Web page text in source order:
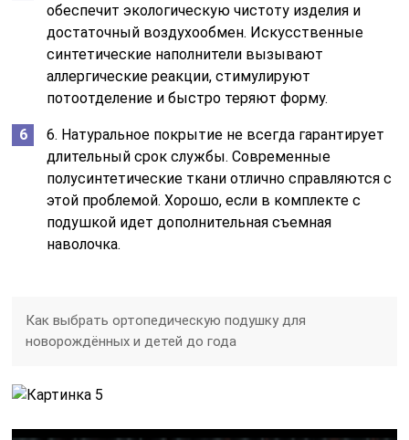
обеспечит экологическую чистоту изделия и
достаточный воздухообмен. Искусственные
синтетические наполнители вызывают
аллергические реакции, стимулируют
потоотделение и быстро теряют форму.
6. Натуральное покрытие не всегда гарантирует
длительный срок службы. Современные
полусинтетические ткани отлично справляются с
этой проблемой. Хорошо, если в комплекте с
подушкой идет дополнительная съемная
наволочка.
Как выбрать ортопедическую подушку для
новорождённых и детей до года